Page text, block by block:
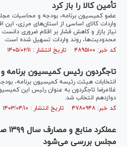
تأمین کالا را باز کرد
عضو کمیسیون برنامه، بودجه و محاسبات
واردات کالای اساسی از استان‌های مرزی، این
نیاز بازار و کاهش فشار بر اقلام ضروری
محدودیت‌ها، روند واردات تسهیل شده است.
کد خبر: ۴۸۹۵۱۰۰ تاریخ انتشار : ۱۴۰۵/۰۲/۱۱
تاجگردون رئیس کمیسیون
انتخابات هیئت رئیسه کمیسیون برنامه،
غلامرضا تاجگردون به عنوان رئیس این
دوازدهم انتخاب شد.
کد خبر: ۴۷۸۰۹۴۸ تاریخ انتشار : ۱۴۰۳/۰۴/۱۰
مجلس بررسی می‌شود